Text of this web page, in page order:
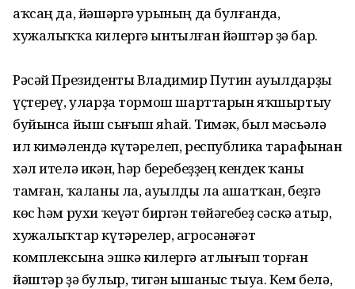
аҡсаң да, йәшәргә урының да булғанда,
хужалыҡҡа килергә ынтылған йәштәр ҙә бар.
Рәсәй Президенты Владимир Путин ауылдарҙы
үҫтереү, уларҙа тормош шарттарын яҡшыртыу
буйынса йыш сығыш яһай. Тимәк, был мәсьәлә
ил кимәлендә күтәрелеп, республика тарафынан
хәл ителә икән, һәр беребеҙҙең кендек ҡаны
тамған, ҡаланы ла, ауылды ла ашатҡан, беҙгә
көс һәм рухи ҡеүәт биргән төйәгебеҙ сәскә атыр,
хужалыҡтар күтәрелер, агросәнәғәт
комплексына эшкә килергә атлығып торған
йәштәр ҙә булыр, тигән ышаныс тыуа. Кем белә,